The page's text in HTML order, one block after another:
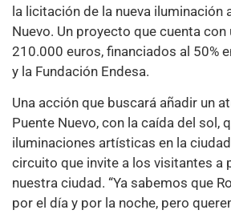
la licitación de la nueva iluminación
Nuevo. Un proyecto que cuenta
210.000 euros, financiados al 50%
y la Fundación Endesa.
Una acción que buscará añadir un
Puente Nuevo, con la caída del sol,
iluminaciones artísticas en la
circuito que invite a los visitantes a
nuestra ciudad. “Ya sabemos que
por el día y por la noche, pero